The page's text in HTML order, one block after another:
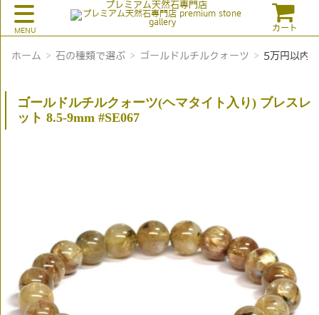
プレミアム天然石専門店
カート
ホーム 石の種類で選ぶ ゴールドルチルクォーツ 5万円以内
ゴールドルチルクォーツ(ヘマタイト入り) ブレスレ
ット 8.5-9mm #SE067